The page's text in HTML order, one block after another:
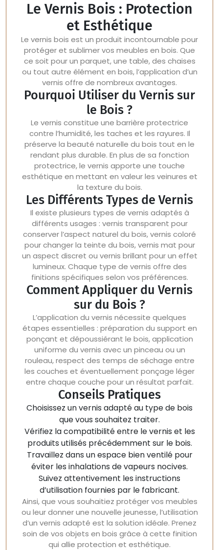
Le Vernis Bois : Protection
et Esthétique
Le vernis bois est un produit incontournable pour
protéger et sublimer vos meubles en bois. Que
ce soit pour un parquet, une table, des chaises
ou tout autre élément en bois, l’application d’un
vernis offre de nombreux avantages.
Pourquoi Utiliser du Vernis sur
le Bois ?
Le vernis constitue une barrière protectrice
contre l’humidité, les taches et les rayures. Il
préserve la beauté naturelle du bois tout en le
rendant plus durable. En plus de sa fonction
protectrice, le vernis apporte une touche
esthétique en mettant en valeur les veinures et
la texture du bois.
Les Différents Types de Vernis
Il existe plusieurs types de vernis adaptés à
différents usages : vernis transparent pour
conserver l’aspect naturel du bois, vernis coloré
pour changer la teinte du bois, vernis mat pour
un aspect discret ou vernis brillant pour un effet
lumineux. Chaque type de vernis offre des
finitions spécifiques selon vos préférences.
Comment Appliquer du Vernis
sur du Bois ?
L’application du vernis nécessite quelques
étapes essentielles : préparation du support en
ponçant et dépoussiérant le bois, application
uniforme du vernis avec un pinceau ou un
rouleau, respect des temps de séchage entre
les couches et éventuellement ponçage léger
entre chaque couche pour un résultat parfait.
Conseils Pratiques
Choisissez un vernis adapté au type de bois
que vous souhaitez traiter.
Vérifiez la compatibilité entre le vernis et les
produits utilisés précédemment sur le bois.
Travaillez dans un espace bien ventilé pour
éviter les inhalations de vapeurs nocives.
Suivez attentivement les instructions
d’utilisation fournies par le fabricant.
Ainsi, que vous souhaitiez protéger vos meubles
ou leur donner une nouvelle jeunesse, l’utilisation
d’un vernis adapté est la solution idéale. Prenez
soin de vos objets en bois grâce à cette finition
qui allie protection et esthétique.